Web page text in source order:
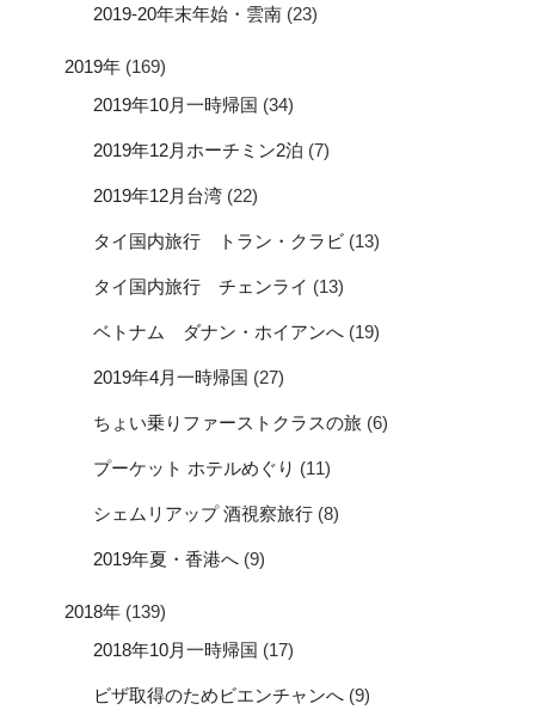
2019-20年末年始・雲南 (23)
2019年 (169)
2019年10月一時帰国 (34)
2019年12月ホーチミン2泊 (7)
2019年12月台湾 (22)
タイ国内旅行 トラン・クラビ (13)
タイ国内旅行 チェンライ (13)
ベトナム ダナン・ホイアンへ (19)
2019年4月一時帰国 (27)
ちょい乗りファーストクラスの旅 (6)
プーケット ホテルめぐり (11)
シェムリアップ 酒視察旅行 (8)
2019年夏・香港へ (9)
2018年 (139)
2018年10月一時帰国 (17)
ビザ取得のためビエンチャンへ (9)